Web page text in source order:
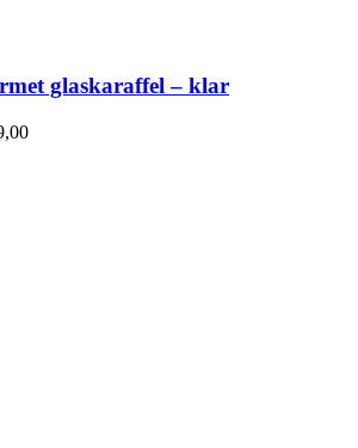
glaskaraffel – klar